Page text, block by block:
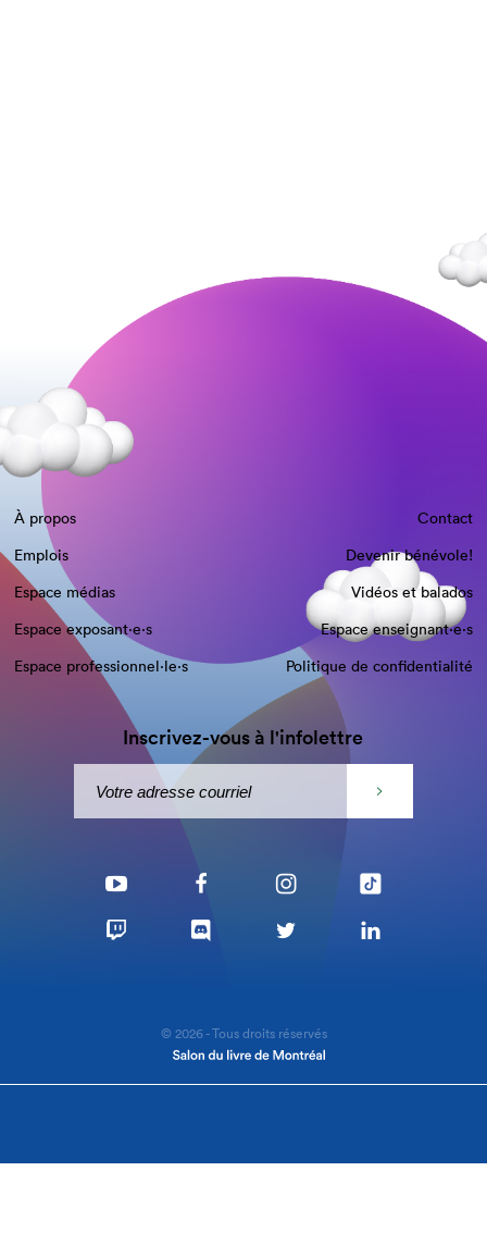
À propos
Contact
Emplois
Devenir bénévole!
Espace médias
Vidéos et balados
Espace exposant·e⋅s
Espace enseignant·e⋅s
Espace professionnel·le⋅s
Politique de confidentialité
Inscrivez-vous à l'infolettre
© 2026 - Tous droits réservés